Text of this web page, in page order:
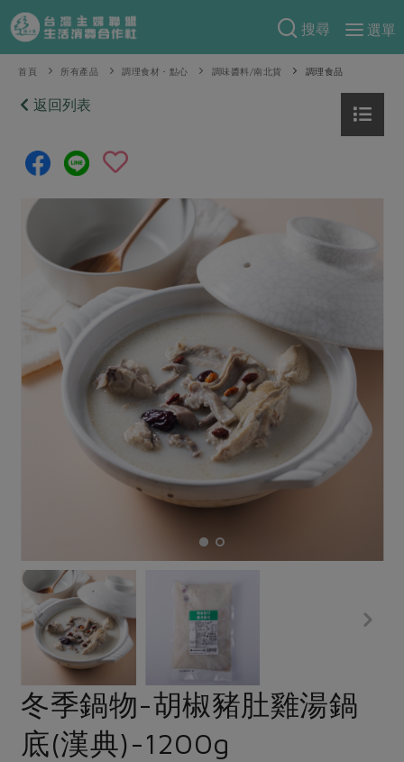
搜尋
選單
產品分類
當季蔬果
芽苗類
辛香料類
奶蛋豆・五穀
乳製品
豆製品 米麵雜糧
肉品・水產
水產
休閒零嘴 沖泡飲品
保健食品
居家好物
美妝保養
家庭清潔 織品
日用品 圖書禮品
食譜料理
食材
麵食
肉食
蛋料理
漬物
涼拌沙拉
飲品
主題食譜
異國料理
特別企畫
預購活動
把最好的台灣味帶回家！
防災用品預購圓滿結束
2026年端午節預購圓滿結束
更多預購活動
當季產品
合作25-經典快閃最後一週
合作25-精選產品第四彈
合作25-精選產品第三彈
議題活動
主婦聯盟X樂齡網特約優惠案
30%rPET紅烏龍茶
2024農業發展計畫年度報告
更多議題活動
綠主張
觀點文章
合作聯合國
生活提案
樂齡生活 親子食育
惜食
廢核運動 能源議題
減添加物
公益金 食農教育
更多議題
生活者e週報
綠主張月刊
關於合作社
認識合作社
關於我們
合作社組織
社員權益
合作社法規
社務專區
選舉專區
重要公告
首頁 所有產品 調理食材・點心 調味醬料/南北貨 調理食品
返回列表
冬季鍋物-胡椒豬肚雞湯鍋
底(漢典)-1200g